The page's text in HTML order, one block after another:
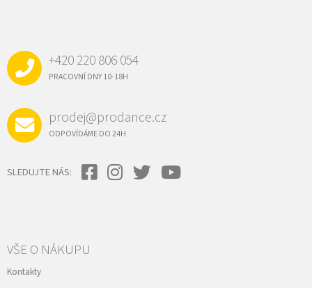
+420 220 806 054
PRACOVNÍ DNY 10-18H
prodej@prodance.cz
ODPOVÍDÁME DO 24H
SLEDUJTE NÁS:
VŠE O NÁKUPU
Kontakty